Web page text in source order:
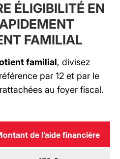
ÉLIGIBILITÉ EN
FAMILIAL
familial, divisez
par 12 et par le
au foyer fiscal.
de l’aide financière